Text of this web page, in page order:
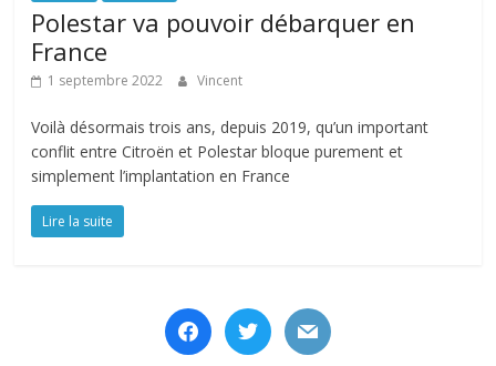
Polestar va pouvoir débarquer en
France
1 septembre 2022 Vincent
Voilà désormais trois ans, depuis 2019, qu’un important
conflit entre Citroën et Polestar bloque purement et
simplement l’implantation en France
Lire la suite
facebooktwitter mail